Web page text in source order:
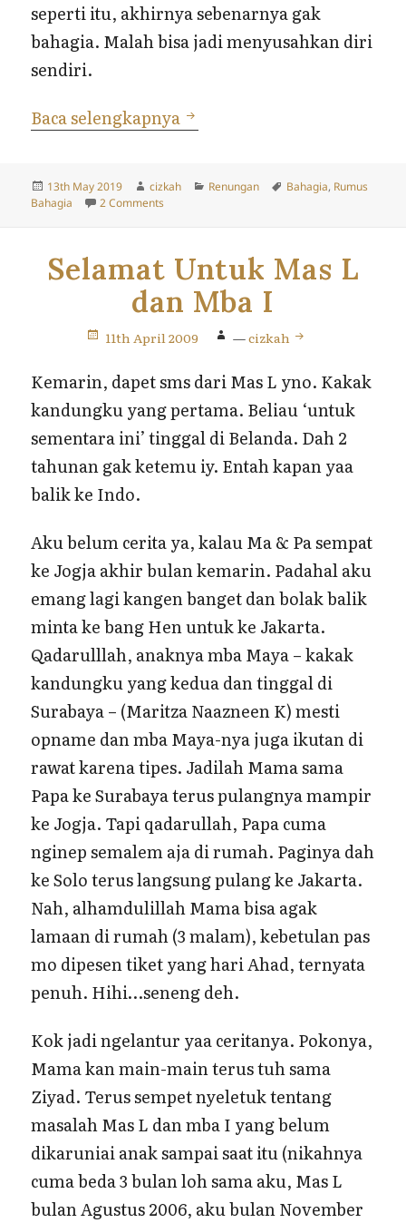
seperti itu, akhirnya sebenarnya gak
bahagia. Malah bisa jadi menyusahkan diri
sendiri.
Baca selengkapnya Rumus Hidup Bahagia
Posted
on
13th May 2019 Author
cizkah Categories
Renungan Tags
Bahagia, Rumus
Bahagia
2 Commentson Rumus Hidup Bahagia
Selamat Untuk Mas L
dan Mba I
11th April 2009 —cizkah
Kemarin, dapet sms dari Mas L yno. Kakak
kandungku yang pertama. Beliau ‘untuk
sementara ini’ tinggal di Belanda. Dah 2
tahunan gak ketemu iy. Entah kapan yaa
balik ke Indo.
Aku belum cerita ya, kalau Ma & Pa sempat
ke Jogja akhir bulan kemarin. Padahal aku
emang lagi kangen banget dan bolak balik
minta ke bang Hen untuk ke Jakarta.
Qadarulllah, anaknya mba Maya – kakak
kandungku yang kedua dan tinggal di
Surabaya – (Maritza Naazneen K) mesti
opname dan mba Maya-nya juga ikutan di
rawat karena tipes. Jadilah Mama sama
Papa ke Surabaya terus pulangnya mampir
ke Jogja. Tapi qadarullah, Papa cuma
nginep semalem aja di rumah. Paginya dah
ke Solo terus langsung pulang ke Jakarta.
Nah, alhamdulillah Mama bisa agak
lamaan di rumah (3 malam), kebetulan pas
mo dipesen tiket yang hari Ahad, ternyata
penuh. Hihi…seneng deh.
Kok jadi ngelantur yaa ceritanya. Pokonya,
Mama kan main-main terus tuh sama
Ziyad. Terus sempet nyeletuk tentang
masalah Mas L dan mba I yang belum
dikaruniai anak sampai saat itu (nikahnya
cuma beda 3 bulan loh sama aku, Mas L
bulan Agustus 2006, aku bulan November